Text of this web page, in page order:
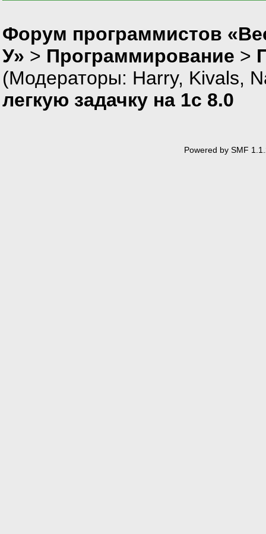
Форум программистов
У» > Программирование >
(Модераторы: Harry, Kivals,
легкую задачку на 1с 8.0
Powered by SMF